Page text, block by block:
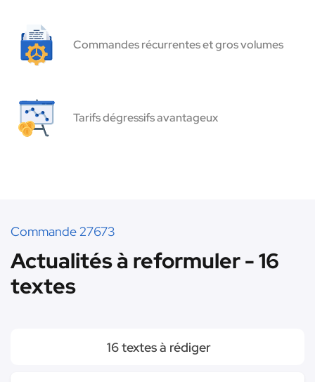
Commandes récurrentes et gros volumes
Tarifs dégressifs avantageux
Commande 27673
Actualités à reformuler - 16
textes
16 textes à rédiger